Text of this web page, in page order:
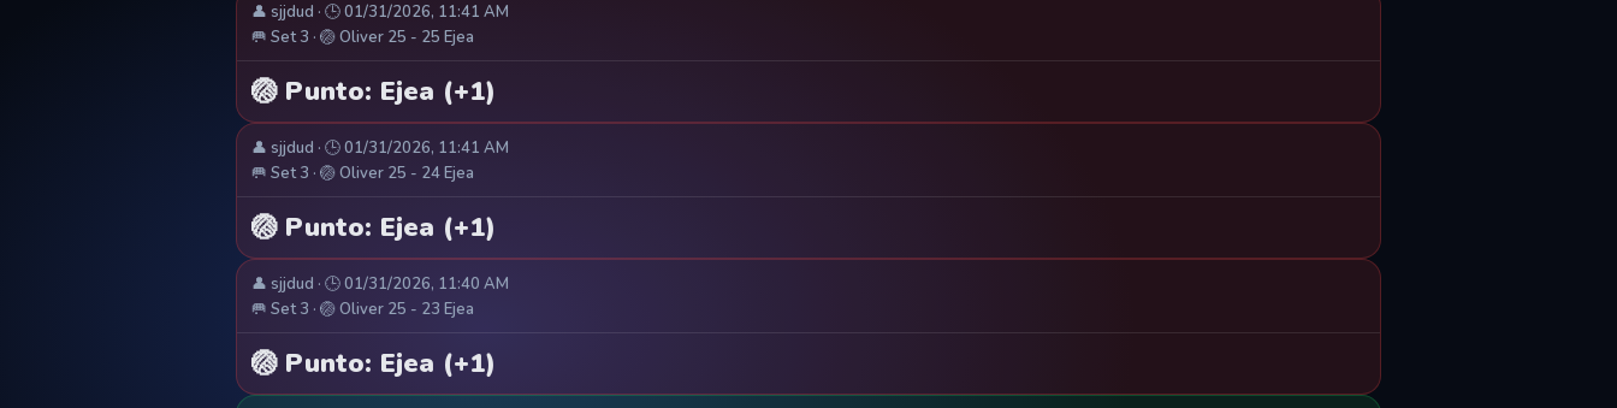
👤 sjjdud · 🕒 01/31/2026, 11:41 AM
🥅 Set 3 · 🏐 Oliver 25 - 25 Ejea
🏐 Punto: Ejea (+1)
👤 sjjdud · 🕒 01/31/2026, 11:41 AM
🥅 Set 3 · 🏐 Oliver 25 - 24 Ejea
🏐 Punto: Ejea (+1)
👤 sjjdud · 🕒 01/31/2026, 11:40 AM
🥅 Set 3 · 🏐 Oliver 25 - 23 Ejea
🏐 Punto: Ejea (+1)